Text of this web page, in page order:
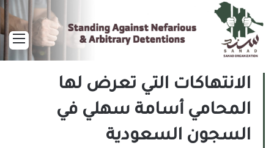
الانتهاكات التي تعرض لها
المحامي أسامة سهلي في
السجون السعودية